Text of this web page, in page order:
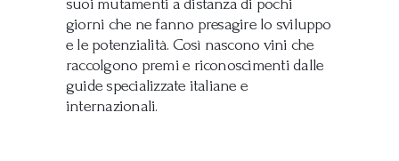
suoi mutamenti a distanza di pochi
giorni che ne fanno presagire lo sviluppo
e le potenzialità. Così nascono vini che
raccolgono premi e riconoscimenti dalle
guide specializzate italiane e
internazionali.